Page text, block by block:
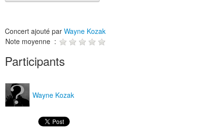
Concert ajouté par Wayne Kozak
Note moyenne :
Participants
Wayne Kozak